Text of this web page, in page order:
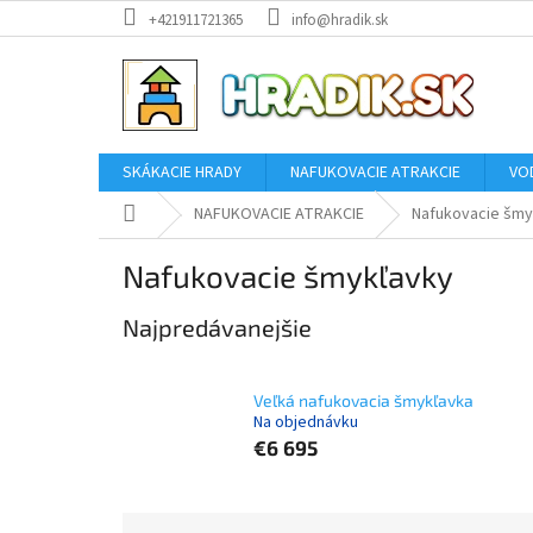
na
+421911721365 info@hradik.sk
SKÁKACIE HRADY NAFUKOVACIE ATRAKCIE
DomovNAFUKOVACIE ATRAKCIE Nafukovacie
Nafukovacie šmykľavky
Najpredávanejšie
Veľká nafukovacia šmykľavka
Na objednávku
€6 695